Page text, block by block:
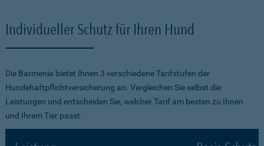
Individueller Schutz für Ihren Hund
Die Barmenia bietet Ihnen 3 verschiedene Tarifstufen der
Hundehaftpflichtversicherung an. Vergleichen Sie selbst die
Leistungen und entscheiden Sie, welcher Tarif am besten zu Ihnen
und Ihrem Tier passt.